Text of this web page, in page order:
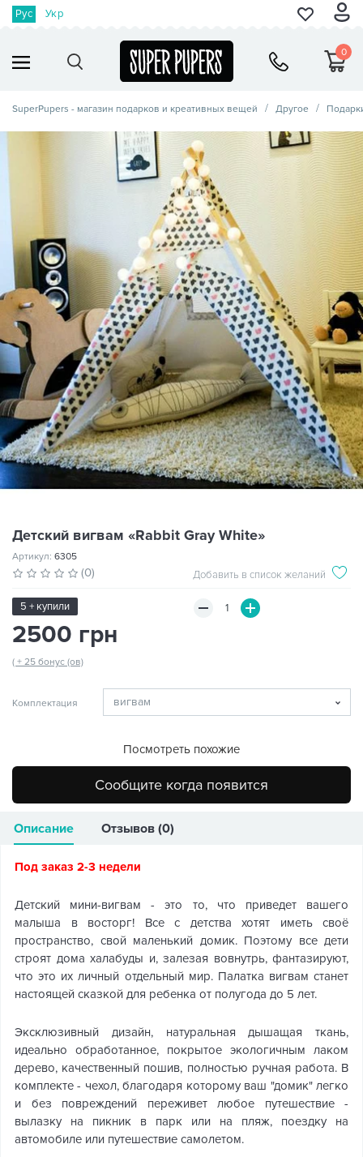
Рус Укр
0
SuperPupers - магазин подарков и креативных вещей Другое
Детский вигвам «Rabbit Gray White»
Артикул: 6305
(0) Добавить в список желаний
5 + купили
2500 грн
( + 25 бонус (ов)
Комплектация
Посмотреть похожие
Сообщите когда появится
Описание Отзывов (0)
Под заказ 2-3 недели
Детский мини-вигвам - это то, что приведет вашего
малыша в восторг! Все с детства хотят иметь своё
пространство, свой маленький домик. Поэтому все дети
строят дома халабуды и, залезая вовнутрь, фантазируют,
что это их личный отдельный мир. Палатка вигвам станет
настоящей сказкой для ребенка от полугода до 5 лет.
Эксклюзивный дизайн, натуральная дышащая ткань,
идеально обработанное, покрытое экологичным лаком
дерево, качественный пошив, полностью ручная работа. В
комплекте - чехол, благодаря которому ваш "домик" легко
и без повреждений переживет любое путешествие -
вылазку на пикник в парк или на пляж, поездку на
автомобиле или путешествие самолетом.